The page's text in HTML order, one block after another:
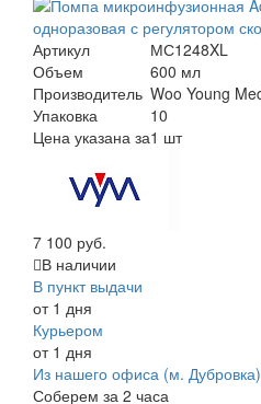
Артикул
МС1248XL
Объем
600 мл
Производитель Woo Young
Упаковка
10
Цена указана за1 шт
7 100 руб.
В наличии
В пункт выдачи
от 1 дня
Курьером
от 1 дня
Из нашего офиса (м. Дубровка)
Соберем за 2 часа